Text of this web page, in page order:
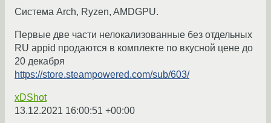
Система Arch, Ryzen, AMDGPU.
Первые две части нелокализованные без отдельных
RU appid продаются в комплекте по вкусной цене до
20 декабря
https://store.steampowered.com/sub/603/
xDShot
13.12.2021 16:00:51 +00:00